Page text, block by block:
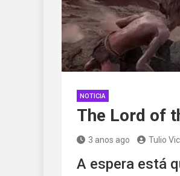
NOTICIA
The Lord of
3 anos ago Tulio
A espera está